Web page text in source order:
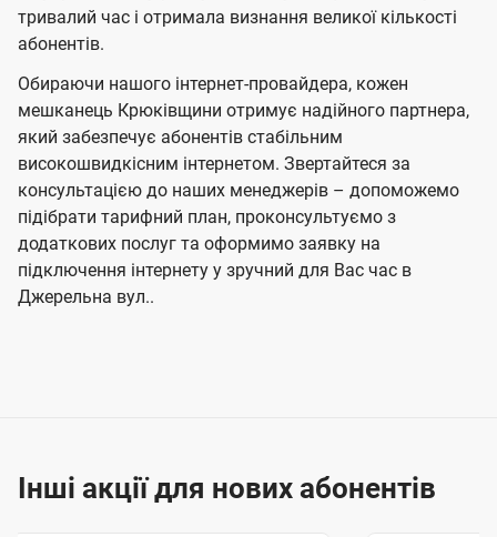
тривалий час і отримала визнання великої кількості
абонентів.
Обираючи нашого інтернет-провайдера, кожен
мешканець Крюківщини отримує надійного партнера,
який забезпечує абонентів стабільним
високошвидкісним інтернетом. Звертайтеся за
консультацією до наших менеджерів – допоможемо
підібрати тарифний план, проконсультуємо з
додаткових послуг та оформимо заявку на
підключення інтернету у зручний для Вас час в
Джерельна вул..
Інші акції для нових абонентів